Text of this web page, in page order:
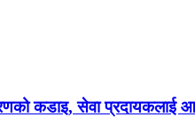
कडाइ, सेवा प्रदायकलाई